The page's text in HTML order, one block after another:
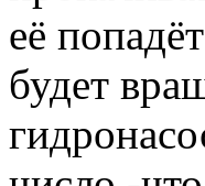
её
будет